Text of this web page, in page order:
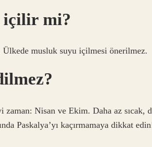
içilir mi?
Ülkede musluk suyu içilmesi önerilmez.
Nisan ve Ekim. Daha az sıcak,
Paskalya’yı kaçırmamaya dikkat